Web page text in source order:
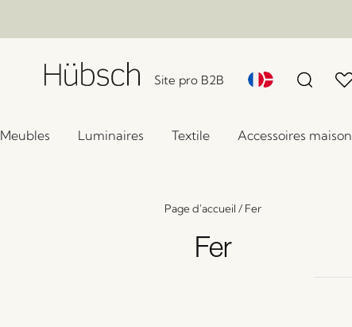
Site pro B2B
Meubles Luminaires Textile Accessoires maison
Page d'accueil / Fer
Fer